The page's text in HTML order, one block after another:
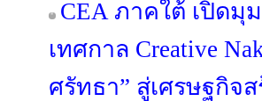
CEA ภาคใต้ เปิดมุ
เทศกาล Creative
ศรัทธา” สู่เศรษฐกิจ